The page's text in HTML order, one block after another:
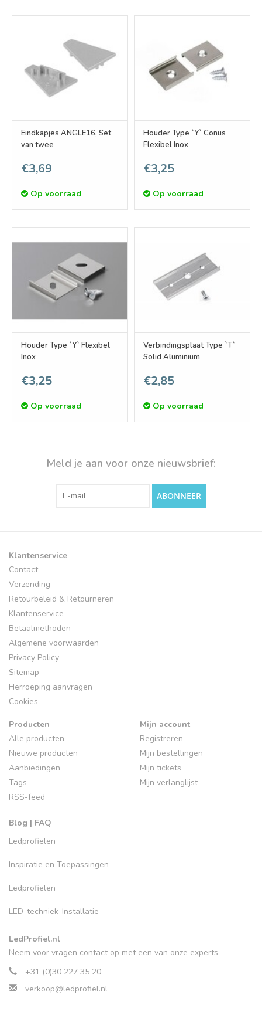
Eindkapjes ANGLE16, Set
van twee
€3,69
Op voorraad
Houder Type `Y` Conus
Flexibel Inox
€3,25
Op voorraad
Houder Type `Y` Flexibel
Inox
€3,25
Op voorraad
Verbindingsplaat Type `T`
Solid Aluminium
€2,85
Op voorraad
Meld je aan voor onze nieuwsbrief:
ABONNEER
Klantenservice
Contact
Verzending
Retourbeleid & Retourneren
Klantenservice
Betaalmethoden
Algemene voorwaarden
Privacy Policy
Sitemap
Herroeping aanvragen
Cookies
Producten
Alle producten
Nieuwe producten
Aanbiedingen
Tags
RSS-feed
Blog | FAQ
Ledprofielen
Inspiratie en Toepassingen
Ledprofielen
LED-techniek-Installatie
Mijn account
Registreren
Mijn bestellingen
Mijn tickets
Mijn verlanglijst
LedProfiel.nl
Neem voor vragen contact op met een van onze experts
+31 (0)30 227 35 20
verkoop@ledprofiel.nl